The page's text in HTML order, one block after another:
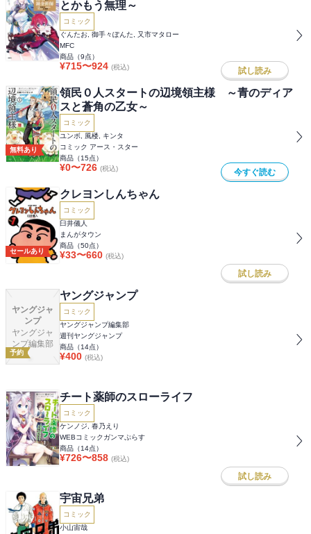
とかもう無理～
コミック
ぐんたお, 御手々ぽんた, 又市マタロー
MFC
商品（9点）
¥715〜924 (税込) 試し読み
無料あり
領民０人スタートの辺境領主様 ～青のディア
スと蒼角の乙女～
コミック
ユンボ, 風楼, キンタ
コミック アース・スター
商品（15点）
¥0〜726 (税込) 今すぐ読む
セールあり
クレヨンしんちゃん
コミック
臼井儀人
まんがタウン
商品（50点）
¥33〜660 (税込)
試し読み
ヤングジャ
ンプ
ヤングジャ
ンプ編集部
予約
ヤングジャンプ
コミック
ヤングジャンプ編集部
週刊ヤングジャンプ
商品（14点）
¥400 (税込)
チート薬師のスローライフ
コミック
ケンノジ, 春乃えり
WEBコミックガンマぷらす
商品（14点）
¥726〜858 (税込)
試し読み
宇宙兄弟
コミック
小山宙哉